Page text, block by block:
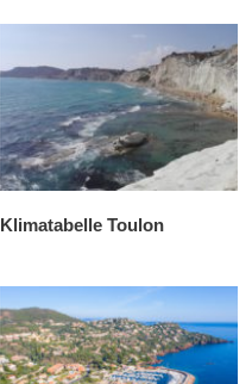
Klimatabelle Toulon